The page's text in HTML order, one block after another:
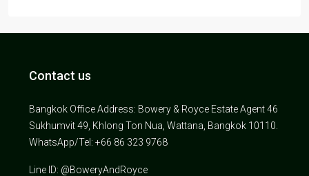
Contact us
Bangkok Office Address: Bowery & Royce Estate Agent 46
Sukhumvit 49, Khlong Ton Nua, Wattana, Bangkok 10110.
WhatsApp/Tel: +66 86 323 9768
Line ID: @BoweryAndRoyce